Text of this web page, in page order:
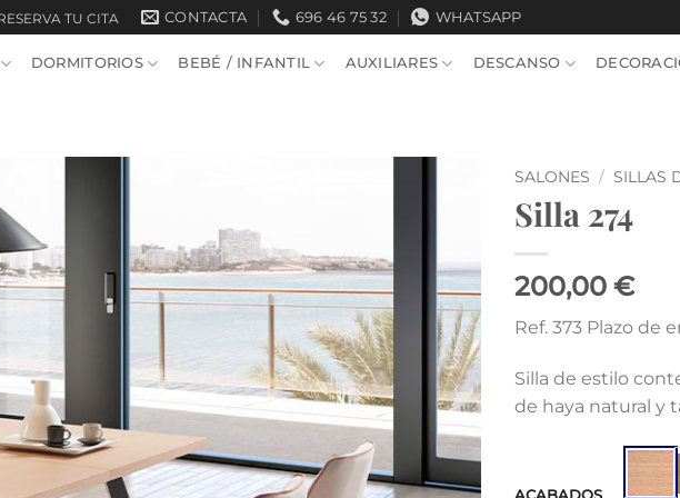
TU CITA CONTACTA 696 46 75 32 WHATSAPP
DORMITORIOS BEBÉ / INFANTIL AUXILIARES DESCANSO
SALONES / SILLAS
Silla 274
200,00 €
Ref. 373 Plazo de
Silla de estilo
de haya natural y